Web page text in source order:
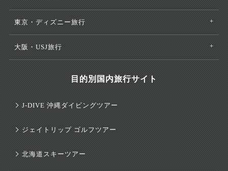
東京・ディズニー旅行
大阪・USJ旅行
目的別国内旅行サイト
J-DIVE 沖縄ダイビングツアー
ジェイトリップ ゴルフツアー
北海道スキーツアー